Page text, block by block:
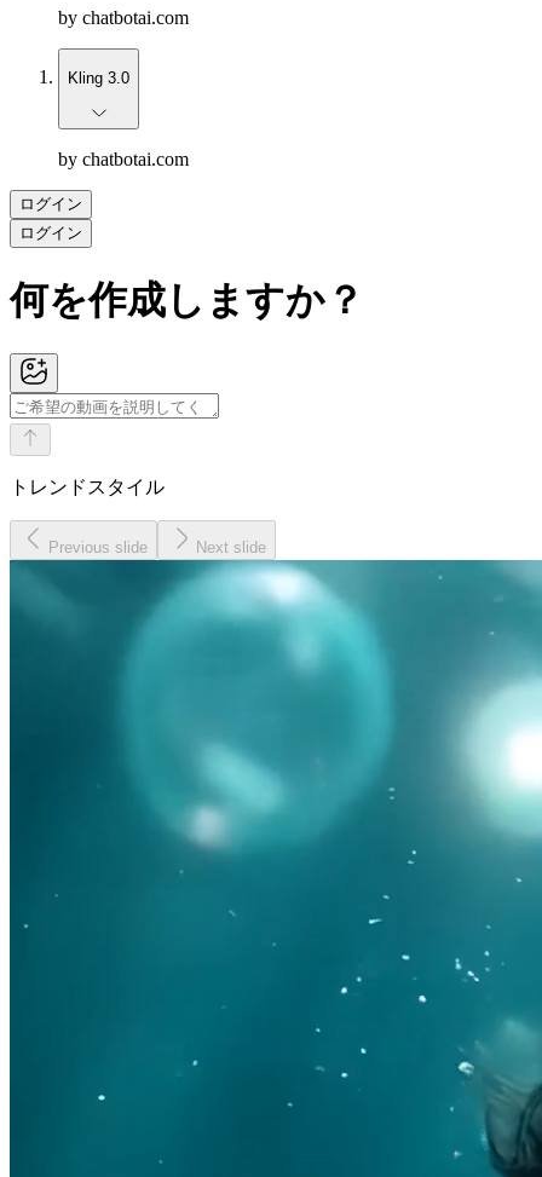
by chatbotai.com
Kling 3.0
by chatbotai.com
ログイン
ログイン
何を作成しますか？
トレンドスタイル
Previous slide Next slide